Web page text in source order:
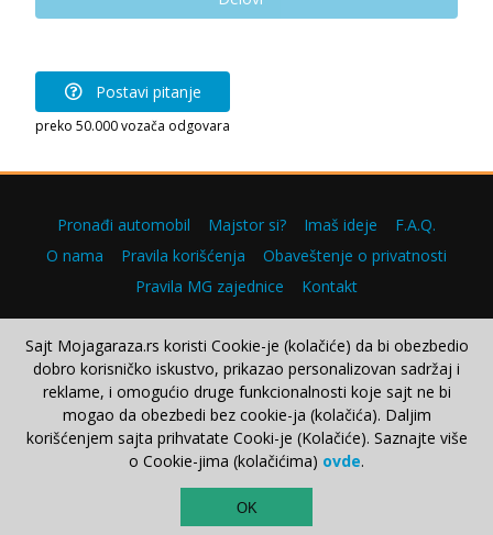
Postavi pitanje
preko 50.000 vozača odgovara
Pronađi automobil Majstor si? Imaš ideje
F.A.Q.
O nama
Pravila korišćenja
Obaveštenje o privatnosti
Pravila MG zajednice
Kontakt
Copyright © 2000–2026.
Sajt Mojagaraza.rs koristi Cookie-je (kolačiće) da bi obezbedio
dobro korisničko iskustvo, prikazao personalizovan sadržaj i
reklame, i omogućio druge funkcionalnosti koje sajt ne bi
mogao da obezbedi bez cookie-ja (kolačića). Daljim
korišćenjem sajta prihvatate Cooki-je (Kolačiće). Saznajte više
o Cookie-jima (kolačićima) ovde.
OK